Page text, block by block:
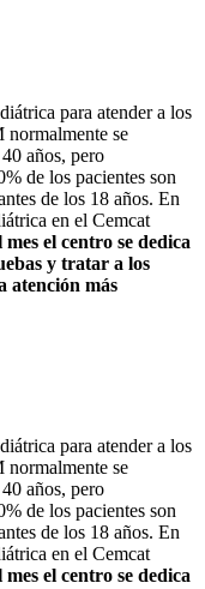
para atender a los
normalmente se
años, pero
de los pacientes son
de los 18 años. En
en el Cemcat
el centro se dedica
y tratar a los
atención más
para atender a los
normalmente se
años, pero
de los pacientes son
de los 18 años. En
en el Cemcat
el centro se dedica